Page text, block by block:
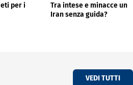
per i
Tra intese e minacce un
Iran senza guida?
VEDI TUTTI